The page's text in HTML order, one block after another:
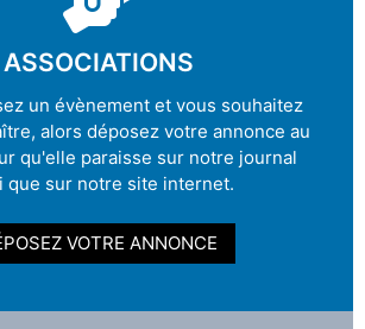
ASSOCIATIONS
un évènement et vous souhaitez
alors déposez votre annonce au
qu'elle paraisse sur notre journal
que sur notre site internet.
VOTRE ANNONCE